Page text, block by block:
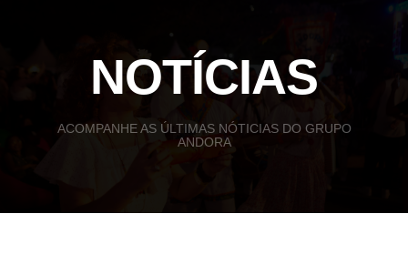
NOTÍCIAS
ACOMPANHE AS ÚLTIMAS NÓTICIAS DO GRUPO
ANDORA